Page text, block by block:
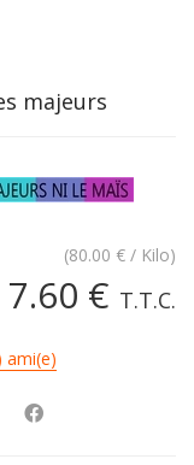
majeurs
(80.00 € / Kilo)
7.60 € T.T.C.
ami(e)